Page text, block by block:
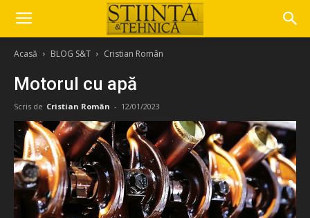
Acasă BLOG S&T Cristian Român
Motorul cu apă
Scris de Cristian Român - 12/01/2023